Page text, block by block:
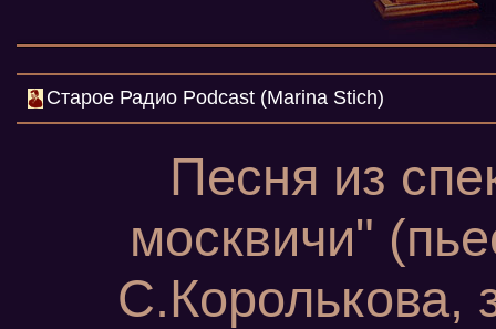
Cтарое Радио Podcast (Marina Stich)
Песня из
москвичи"
С.Королькова,